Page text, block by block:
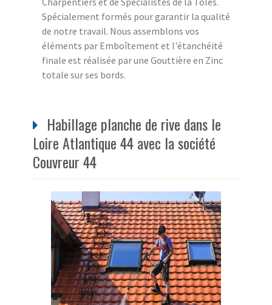
Spécialement formés pour garantir la qualité
de notre travail. Nous assemblons vos
éléments par Emboîtement et l'étanchéité
finale est réalisée par une Gouttière en Zinc
totale sur ses bords.
Habillage planche de rive dans le
Loire Atlantique 44 avec la société
Couvreur 44